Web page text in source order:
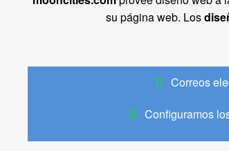
su página web. Los
Correos
Configuramos